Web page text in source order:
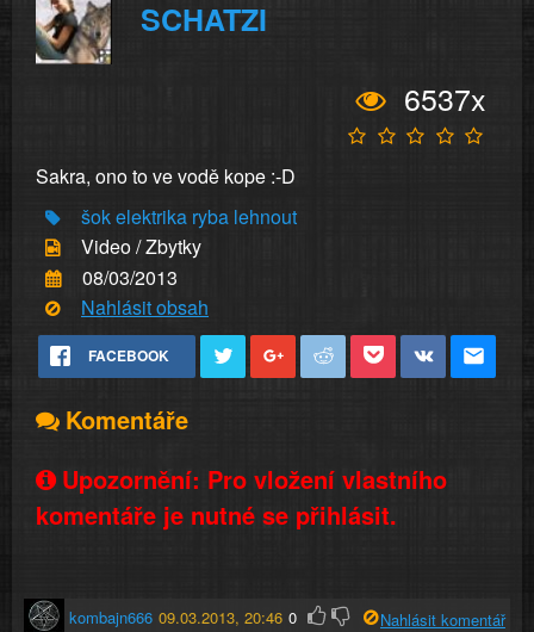
SCHATZI
6537x
Sakra, ono to ve vodě kope :-D
šokelektrika ryba lehnout
Video / Zbytky
08/03/2013
Nahlásit obsah
FACEBOOK
Komentáře
Upozornění: Pro vložení vlastního
komentáře je nutné se přihlásit.
kombajn666 09.03.2013, 20:46 0 Nahlásit komentář